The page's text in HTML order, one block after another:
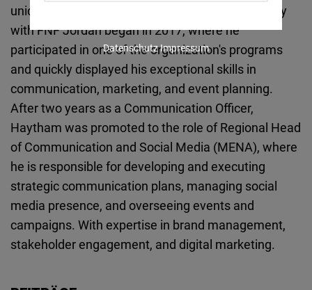
unique perspective to his work. Haytham's journey
with FNF Jordan began in 2017, where he
participated in one of the organization's programs
and quickly displayed his exceptional skills in
communication, marketing, and event planning.
After two years as a Communication Officer,
Haytham was promoted to the role of Regional Head
of Communication and Social Media (MENA), where
he is responsible for developing and executing
strategic communication plans, managing social
media presence, and overseeing events and
campaigns. With expertise in brand management,
stakeholder engagement, and digital marketing.
Embed
Google
Maps
Embed
Cloudinary
Flickr
Embed
Newsletter2go
DatenschutzImpressum